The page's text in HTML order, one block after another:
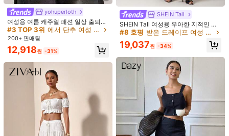
l***8 색: 아미그린 / 사이즈: M
Product Quality:Very quality
True to product images:
Yesverysoft Smell description:Nononoway
Fabric
material:VerisoftVery good Fit:Verybeautiful,high -quality
fabric Ireally wasn expectingthismuch
quality
productatagood thank
😊😊😘😉🙂🥰🙂😂😘🤭🙃🤨😘😒👩‍✈️👩‍🔬👨‍💼🧑‍🔧👨‍💼👨‍🏭🧑‍🍳🧑‍🎨
👮‍♂️👨‍👩‍👦‍👦👨‍❤️‍💋‍👨👨‍❤️‍👨👨‍👩‍👧👬🤽‍♂️🤾‍♂️🤾‍♀️🤸‍♂️🤾‍♀️🤸‍♂️🤸🤸‍♂️🤸‍♀️🏋‍♀️🏋🏋‍♀️🏊‍♀️🏋‍♂️🏊
🏋‍♀️🏊🤼‍♂️🤸‍♂️🤼‍♀️🤸‍♂️🤼‍♀️🤽🤼‍♀️🤽‍♂️🛀👮‍♀️🕵‍♀️💂🕵‍♀️👸🧑‍🚀🤵👨‍🚒🤵👩‍🚒🤵💂‍♀️👷💥
🩶💜💛💙💚💛🤎💛💜💙🩷💙🧡❣️💫💚💜💚❤️‍🩹💘❤️❣️🙈❣️❤️‍🩹❣️🩵💛🩵
💟🩵💟❤️🤎💜🤎💜💜🩵💋🩵🩵💟🩵💚🩵💛🩵💛🩵🧡💥💛🩵💛🩵🧡🧡
💛🧡🧡💛💛💛💛💛💛🧡🧡🧡🧡🧡🧡🧡💛🧡💛🧡💛🧡💛🧡💛🧡
T***ỷ 색: 아미그린 / 사이즈: L
mgi
도움이 됨(0)
색: 아미그린 / 사이즈: L
yohuperloth
여성용 여름 캐주얼 패션 일상 출퇴근
컬러블록 스트라이프 홀터 탑 및 반팔
티셔츠 2피스 세트 블랙 우아한
#3 TOP 3위 에서 단추 여성 코디네이터
200+ 판매됨
12,918원 -31%
SHEIN Tall
SHEIN Tall 여성용 우아한 지적인 플
리츠 비대칭 밑단 탑과 포켓 루즈 롱
#8 호평 받은 드레이프 여성 코디네이터
19,037원 -34%